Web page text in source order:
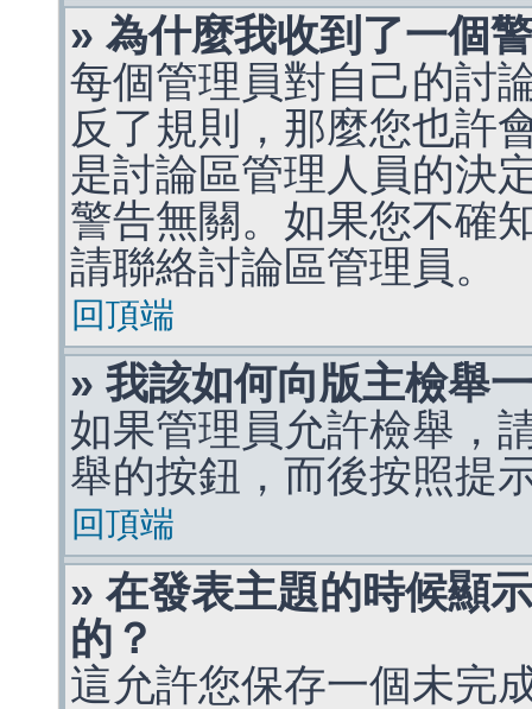
» 為什麼我收到了一個
每個管理員對自己的討
反了規則，那麼您也許
是討論區管理人員的決
警告無關。如果您不確
請聯絡討論區管理員。
回頂端
» 我該如何向版主檢舉
如果管理員允許檢舉，
舉的按鈕，而後按照提
回頂端
» 在發表主題的時候顯
的？
這允許您保存一個未完